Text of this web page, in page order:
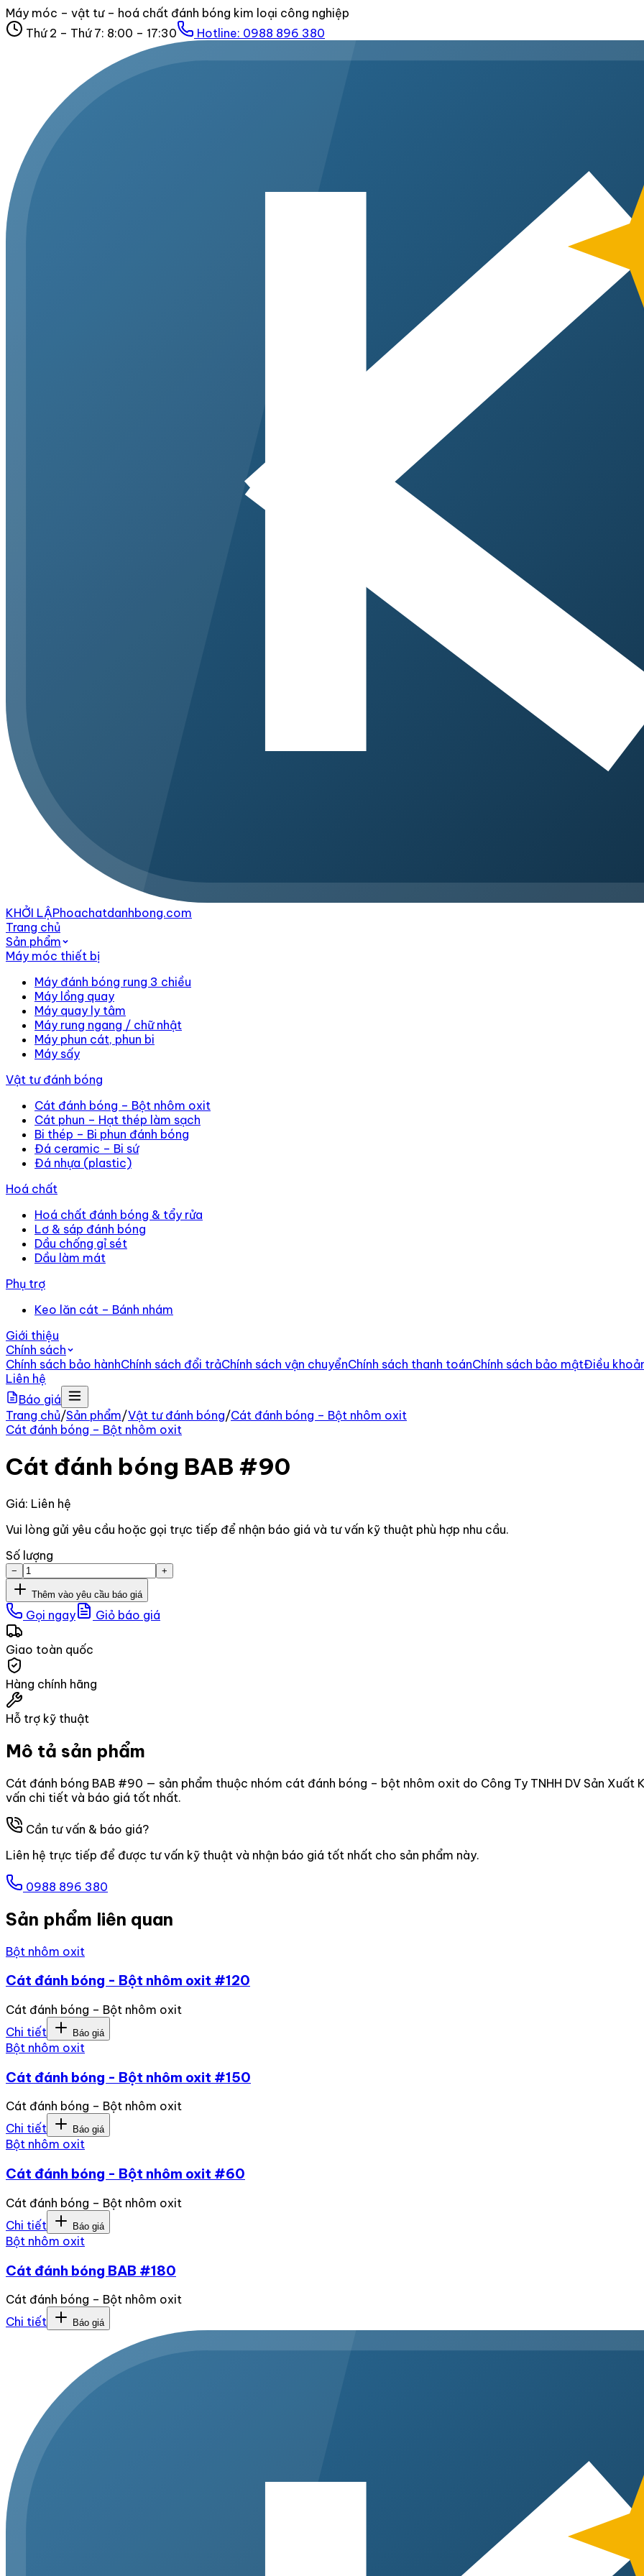
Máy móc – vật tư – hoá chất đánh bóng kim loại công nghiệp
Thứ 2 – Thứ 7: 8:00 – 17:30
Hotline: 0988 896 380
KHỞI LẬPhoachatdanhbong.com
Trang chủ
Sản phẩm
Máy móc thiết bị
Máy đánh bóng rung 3 chiều
Máy lồng quay
Máy quay ly tâm
Máy rung ngang / chữ nhật
Máy phun cát, phun bi
Máy sấy
Vật tư đánh bóng
Cát đánh bóng – Bột nhôm oxit
Cát phun – Hạt thép làm sạch
Bi thép – Bi phun đánh bóng
Đá ceramic – Bi sứ
Đá nhựa (plastic)
Hoá chất
Hoá chất đánh bóng & tẩy rửa
Lơ & sáp đánh bóng
Dầu chống gỉ sét
Dầu làm mát
Phụ trợ
Keo lăn cát – Bánh nhám
Giới thiệu
Chính sách
Chính sách bảo hànhChính sách đổi trảChính sách vận chuyểnChính sách thanh toánChính sách bảo mậtĐiều
Liên hệ
Báo giá
Trang chủ/Sản phẩm/Vật tư đánh bóng/Cát đánh bóng – Bột nhôm oxit
Cát đánh bóng – Bột nhôm oxit
Cát đánh bóng BAB #90
Giá: Liên hệ
Vui lòng gửi yêu cầu hoặc gọi trực tiếp để nhận báo giá và tư vấn kỹ thuật phù hợp nhu cầu.
Số lượng
− +
Thêm vào yêu cầu báo giá
Gọi ngay Giỏ báo giá
Giao toàn quốc
Hàng chính hãng
Hỗ trợ kỹ thuật
Mô tả sản phẩm
Cát đánh bóng BAB #90 — sản phẩm thuộc nhóm cát đánh bóng – bột nhôm oxit do Công Ty TNHH DV Sản Xuất
vấn chi tiết và báo giá tốt nhất.
Cần tư vấn & báo giá?
Liên hệ trực tiếp để được tư vấn kỹ thuật và nhận báo giá tốt nhất cho sản phẩm này.
0988 896 380
Sản phẩm liên quan
Bột nhôm oxit
Cát đánh bóng - Bột nhôm oxit #120
Cát đánh bóng – Bột nhôm oxit
Chi tiết
Báo giá
Bột nhôm oxit
Cát đánh bóng - Bột nhôm oxit #150
Cát đánh bóng – Bột nhôm oxit
Chi tiết
Báo giá
Bột nhôm oxit
Cát đánh bóng - Bột nhôm oxit #60
Cát đánh bóng – Bột nhôm oxit
Chi tiết
Báo giá
Bột nhôm oxit
Cát đánh bóng BAB #180
Cát đánh bóng – Bột nhôm oxit
Chi tiết
Báo giá